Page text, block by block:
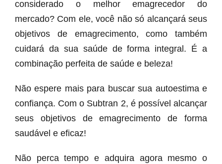
considerado o melhor emagrecedor do
mercado? Com ele, você não só alcançará seus
objetivos de emagrecimento, como também
cuidará da sua saúde de forma integral. É a
combinação perfeita de saúde e beleza!
Não espere mais para buscar sua autoestima e
confiança. Com o Subtran 2, é possível alcançar
seus objetivos de emagrecimento de forma
saudável e eficaz!
Não perca tempo e adquira agora mesmo o